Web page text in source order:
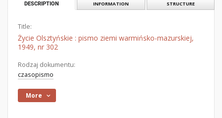
DESCRIPTION INFORMATION STRUCTURE
Title:
Życie Olsztyńskie : pismo ziemi warmińsko-mazurskiej,
1949, nr 302
Rodzaj dokumentu:
czasopismo
More